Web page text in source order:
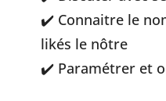
Connaitre le
likés le nôtre
Paramétrer et